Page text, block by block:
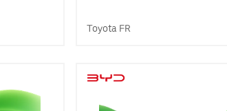
Toyota FR